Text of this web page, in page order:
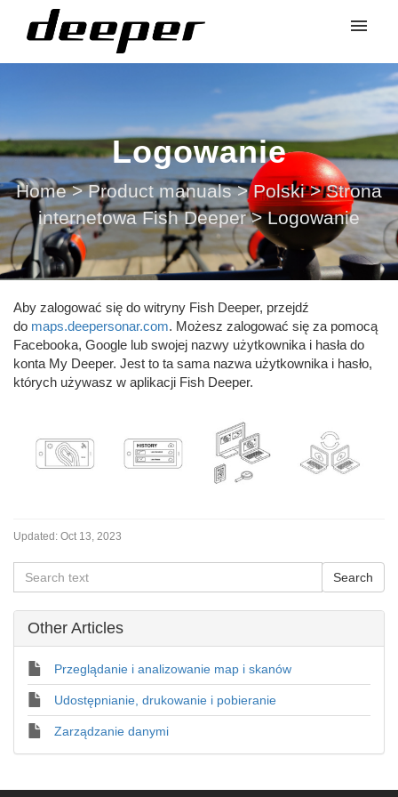
Logowanie
Home > Product manuals > Polski > Strona
internetowa Fish Deeper > Logowanie
Aby zalogować się do witryny Fish Deeper, przejdź
do maps.deepersonar.com. Możesz zalogować się za pomocą
Facebooka, Google lub swojej nazwy użytkownika i hasła do
konta My Deeper. Jest to ta sama nazwa użytkownika i hasło,
których używasz w aplikacji Fish Deeper.
Updated: Oct 13, 2023
Other Articles
Przeglądanie i analizowanie map i skanów
Udostępnianie, drukowanie i pobieranie
Zarządzanie danymi